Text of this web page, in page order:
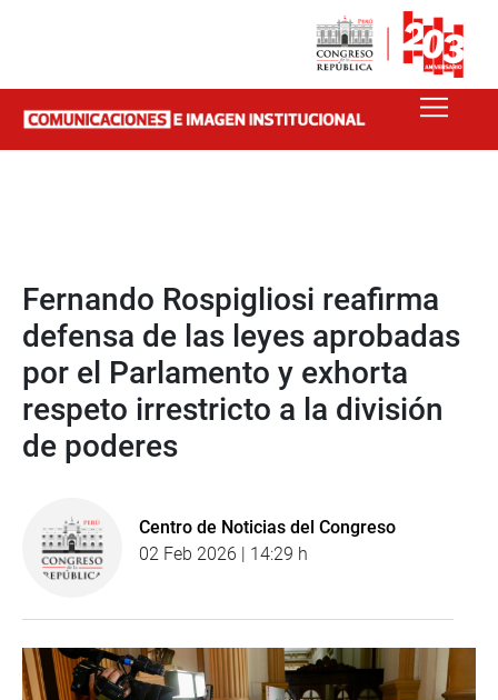
Fernando Rospigliosi reafirma
defensa de las leyes aprobadas
por el Parlamento y exhorta
respeto irrestricto a la división
de poderes
Centro de Noticias del Congreso
02 Feb 2026 | 14:29 h